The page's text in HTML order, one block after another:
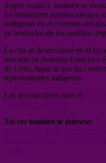
Según explicó, también se
los estándares internacionales
Indígenas en el contexto del
en territorios de los pueblos
La cita se desarrollará en el
ubicado en Avenida Francisco
de Chile, lugar al que ha
representantes indígenas.
Las inscripciones para el
.
Tal vez también te interese: